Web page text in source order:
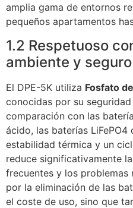
amplia gama de entornos
pequeños apartamentos
1.2 Respetuoso
ambiente y seguro
El DPE-5K utiliza Fosfato
conocidas por su
comparación con las
ácido, las baterías
estabilidad térmica y un
reduce significativamente
frecuentes y los problemas
por la eliminación de las
el coste de uso, sino que